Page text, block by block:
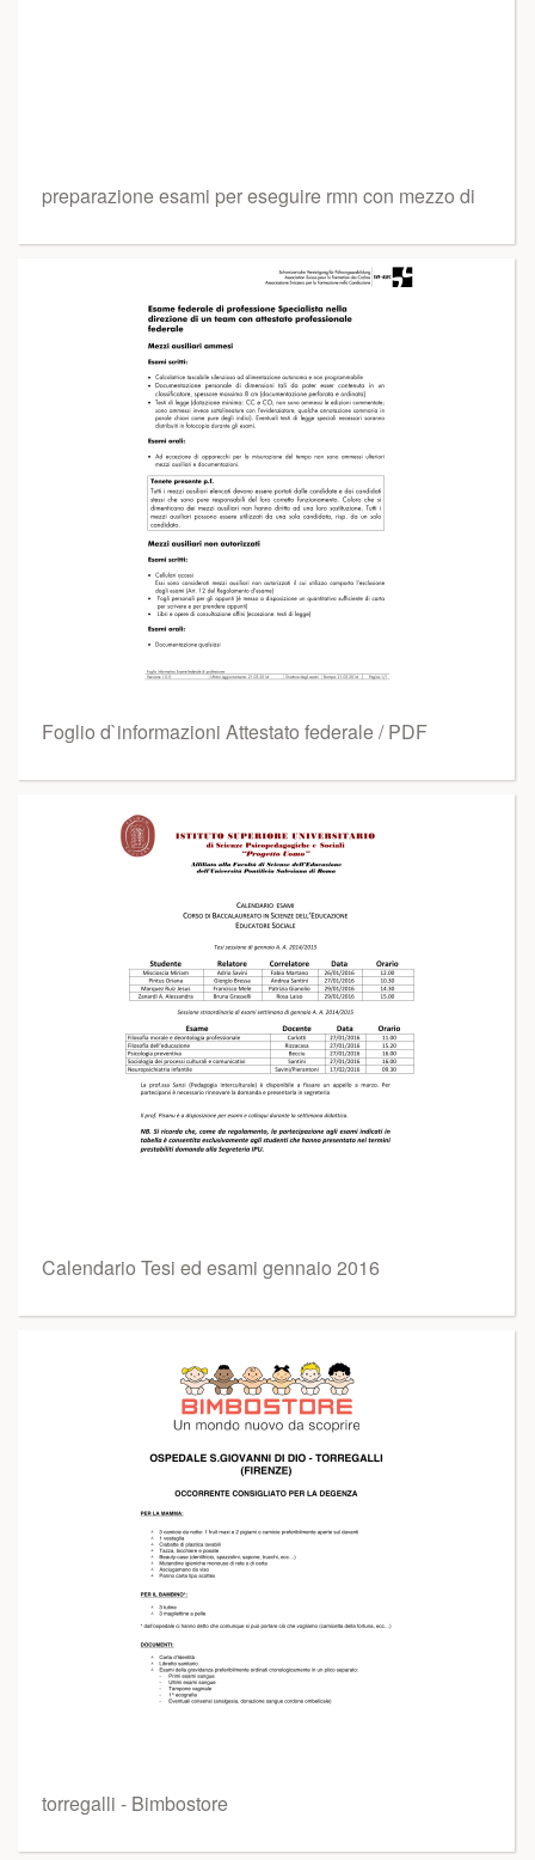
preparazione esami per eseguire rmn con mezzo di
Foglio d`informazioni Attestato federale / PDF
Calendario Tesi ed esami gennaio 2016
torregalli - Bimbostore